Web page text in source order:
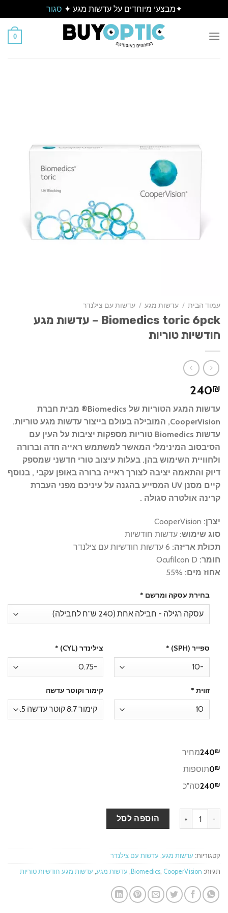
✦מבצעי מיוחדים על עדשות מגע ✦ סגור
0
עמוד הבית / עדשות מגע / עדשות עם צילנדר
Biomedics toric 6pck – עדשות מגע
חודשיות טוריות
240₪
עדשות המגע הטוריות של Biomedics® מבית חברת
CooperVision, המובילה בעולם בייצור עדשות מגע טוריות.
עדשות Biomedics טוריות מספקות יציבות על העין עם
הסיבסוב המינימלי המאשר למשתמש ראייה חדה וברורה
ולחוויית השימוש בהן. בעלות עיצוב טורי חדשני שמספק
דיוק והתאמה יציבה לצורך ראייה ברורה באופן עקבי , בנוסף
קיים מסנן UV המסייע בהגנה על עיניכם מפני העברת
קרינה אולטרה סגולה .
יצרן: CooperVision
סוג שימוש: עדשות חודשיות
תכולת אריזה: 6 עדשות חודשיות עם צילנדר
חומר: Ocufilcon D
אחוז מים: 55%
בחירת עסקה ומרשם *
ספייר (SPH) * צילינדר (CYL) *
זווית* קימור וקוטר עדשה
מחיר240₪
תוספות0₪
סה"כ240₪
הוספה לסל
קטגוריות: עדשות מגע עדשות עם צילנדר
תגיות: Biomedics CooperVision עדשות מגע עדשות מגע חודשיות טוריות